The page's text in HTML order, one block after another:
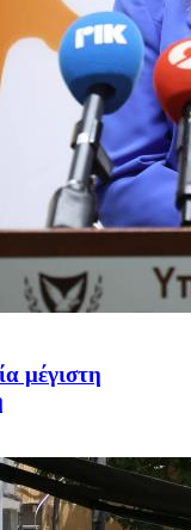
μέγιστη